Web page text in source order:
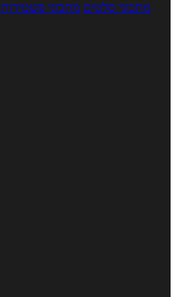
מתכוני סלטים מתכוני פשטידות